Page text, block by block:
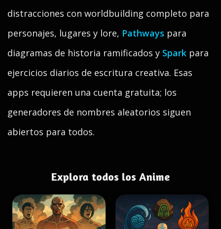
distracciones con worldbuilding completo para
personajes, lugares y lore, Pathways para
diagramas de historia ramificados y Spark para
ejercicios diarios de escritura creativa. Esas
apps requieren una cuenta gratuita; los
generadores de nombres aleatorios siguen
abiertos para todos.
Explora todos los Anime